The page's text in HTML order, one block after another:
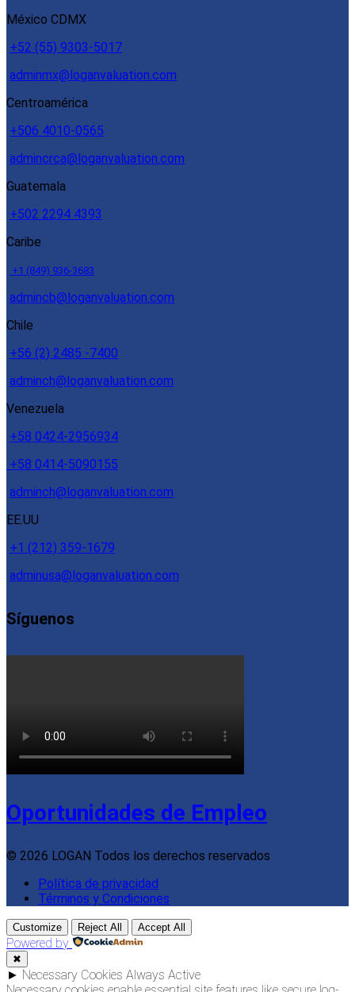
México CDMX
+52 (55) 9303-5017
adminmx@loganvaluation.com
Centroamérica
+506 4010-0565
admincrca@loganvaluation.com
Guatemala
+502 2294 4393
Caribe
+1 (849) 936-3683
admincb@loganvaluation.com
Chile
+56 (2) 2485 -7400
adminch@loganvaluation.com
Venezuela
+58 0424-2956934
+58 0414-5090155
adminch@loganvaluation.com
EE.UU
+1 (212) 359-1679
adminusa@loganvaluation.com
Síguenos
Oportunidades de Empleo
© 2026 LOGAN Todos los derechos reservados
Política de privacidad
Términos y Condiciones
Customize Reject All Accept All
Powered by
✖
► Necessary Cookies Always Active